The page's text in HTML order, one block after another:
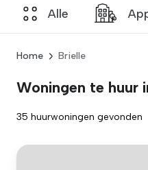
Alle
Home Brielle
Woningen te huur
35 huurwoningen gevonden